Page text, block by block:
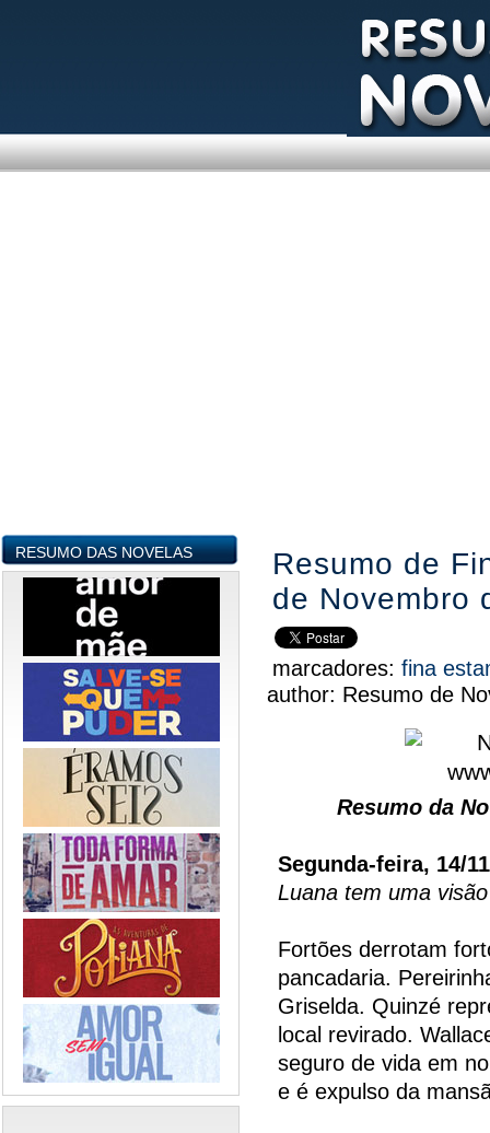
RESUMO DAS NOVELAS
Resumo de
de Novembro
marcadores: fina
author: Resumo de
Resumo da
Segunda-feira, 14/
Luana tem uma visão
Fortões derrotam
pancadaria.
Griselda. Quinzé
local revirado.
seguro de vida em
e é expulso da